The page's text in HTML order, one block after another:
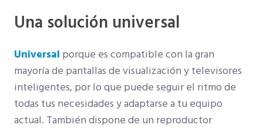
Una solución universal
Universal porque es compatible con la gran
mayoría de pantallas de visualización y televisores
inteligentes, por lo que puede seguir el ritmo de
todas tus necesidades y adaptarse a tu equipo
actual. También dispone de un reproductor